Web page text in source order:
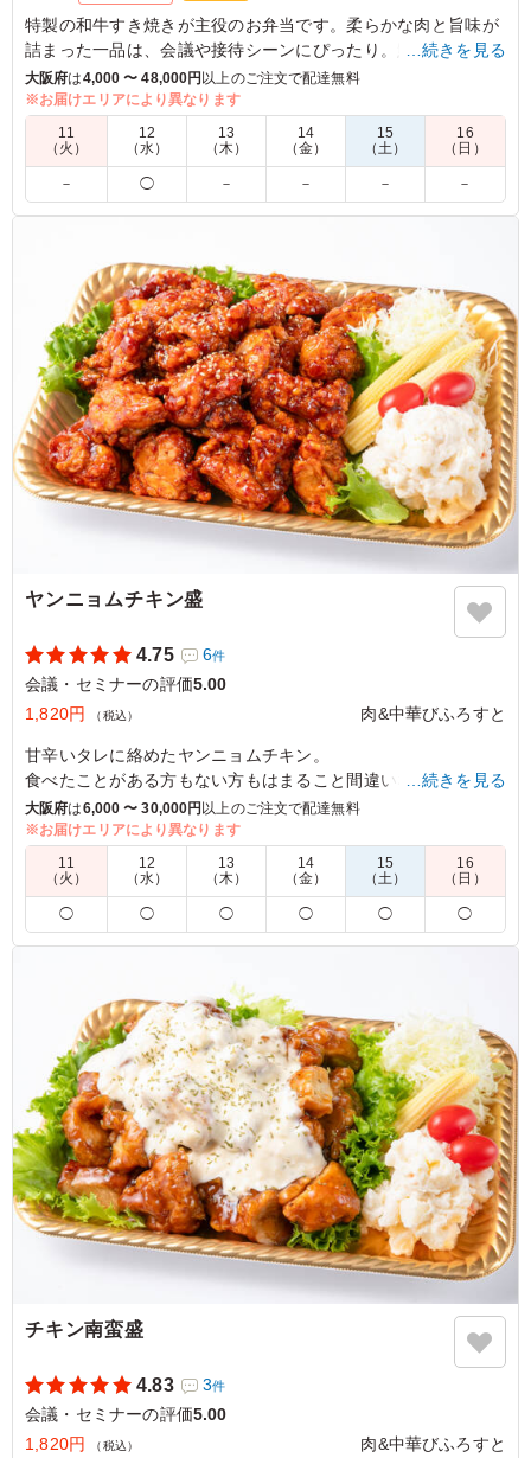
特製の和牛すき焼きが主役のお弁当です。柔らかな肉と旨味が
詰まった一品は、会議や接待シーンにぴったり。鯖の塩焼きや
唐揚げ、手間をかけた煮物も揃い、贅沢な味わいを楽しめま
す。おもてなしにもおすすめです。
※季節により一部内容が変わる場合があります。
※国産特Aランク米を使用しています。
珍しいピンクの風呂敷が女性にはバカ受けします！ すき
焼きのお肉も柔らかくて、甘くて美味しいちょうど良い味
加減で、お魚も柔らかいし、から揚げも食べやすいように
カットしてくれてますし、女性でも男性でも喜んで頂けま
した！また、次回も注文リクエストがきてます
ご利用シーン：会議・セミナー›ランチミーティング
大阪府大阪市都島区毛馬町2025/08/22
…続きを見る
大阪府は4,000 〜 48,000円以上のご注文で配達無料
※お届けエリアにより異なります
11
（火）
12
（水）
13
（木）
14
（金）
15
（土）
16
（日）
－ ◯ － － － －
ヤンニョムチキン盛
4.75 6件
会議・セミナーの評価5.00
1,820円
（税込） 肉&中華びふろすと
甘辛いタレに絡めたヤンニョムチキン。
食べたことがある方もない方もはまること間違いなし！
鉄板人気の一皿となっています。
※約4人前となりますが、付属品は4セットとなります。
5.0
これはとても人気であっという間になくなりました。持っ
ーだと思います。やっぱり冷めてもおいしいはありがたい
ですね。
ご利用シーン：会議・セミナー›ランチミーティング
京都府京都市伏見区深草田谷町2026/06/16
…続きを見る
大阪府は6,000 〜 30,000円 以上のご注文で配達無料
※お届けエリアにより異なります
11
（火）
12
（水）
13
（木）
14
（金）
15
（土）
16
（日）
◯ ◯ ◯ ◯ ◯ ◯
チキン南蛮盛
4.83 3件
会議・セミナーの評価5.00
1,820円
（税込） 肉&中華びふろすと